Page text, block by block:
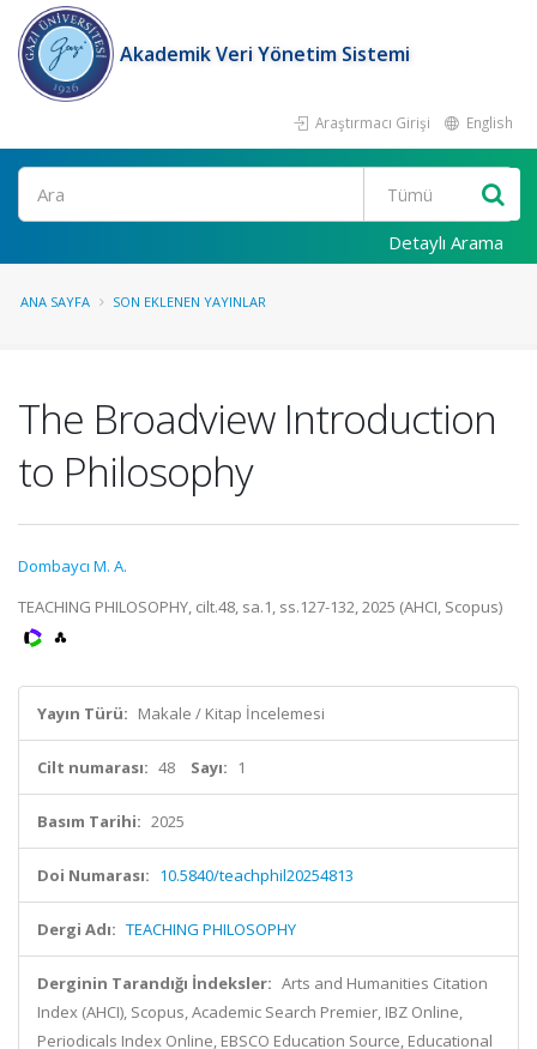
Akademik Veri Yönetim Sistemi
Araştırmacı Girişi English
Ara
Detaylı Arama
ANA SAYFA SON EKLENEN YAYINLAR
The Broadview Introduction
to Philosophy
Dombaycı M. A.
TEACHING PHILOSOPHY, cilt.48, sa.1, ss.127-132, 2025 (AHCI, Scopus)
Yayın Türü: Makale / Kitap İncelemesi
Cilt numarası: 48 Sayı: 1
Basım Tarihi: 2025
Doi Numarası: 10.5840/teachphil20254813
Dergi Adı: TEACHING PHILOSOPHY
Derginin Tarandığı İndeksler: Arts and Humanities Citation
Index (AHCI), Scopus, Academic Search Premier, IBZ Online,
Periodicals Index Online, EBSCO Education Source, Educational